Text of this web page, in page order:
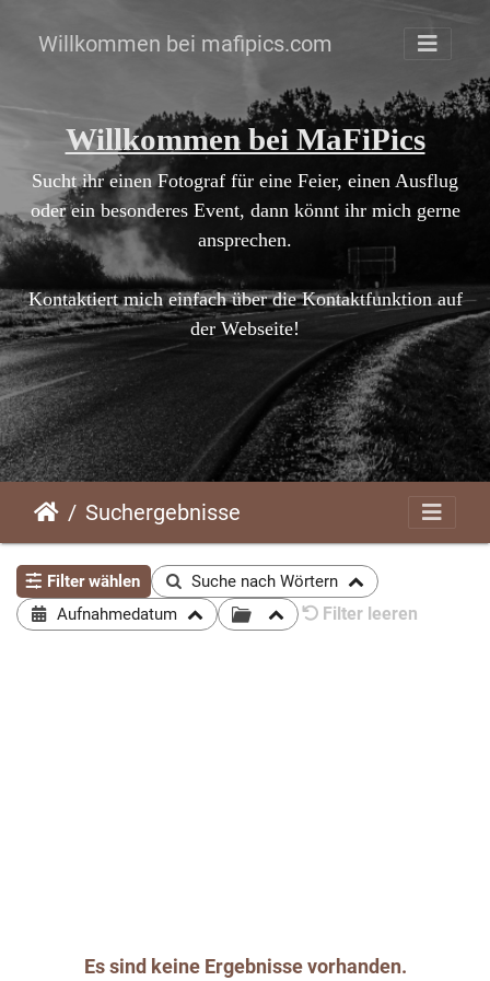
Willkommen bei mafipics.com
Willkommen bei MaFiPics
Sucht ihr einen Fotograf für eine Feier, einen Ausflug
oder ein besonderes Event, dann könnt ihr mich gerne
ansprechen.
Kontaktiert mich einfach über die Kontaktfunktion auf
der Webseite!
Suchergebnisse
Filter wählen
Suche nach Wörtern
Aufnahmedatum
Filter leeren
Es sind keine Ergebnisse vorhanden.